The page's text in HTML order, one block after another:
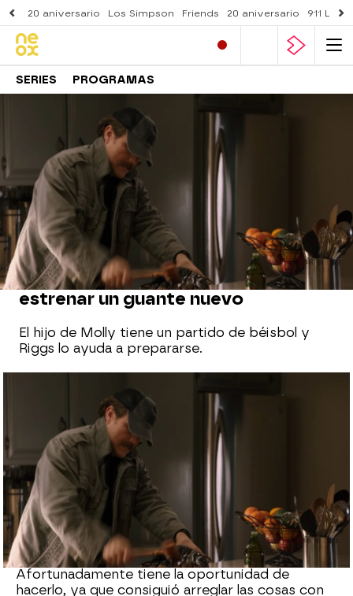
20 aniversario Los Simpson Friends 20 aniversario 911
SERIES PROGRAMAS
Neox » Series » Arma letal
MOMENTO DESTACADO
La extraña forma de Riggs de
estrenar un guante nuevo
El hijo de Molly tiene un partido de béisbol y
Riggs lo ayuda a prepararse.
Madrid
Publicado:20 de agosto de 2021, 06:02
Whatsapp
Facebook
X Flipboard
Martin siempre ha soñado con tener una familia
y enseñar a su hijo a jugar al béisbol.
Afortunadamente tiene la oportunidad de
hacerlo, ya que consiguió arreglar las cosas con